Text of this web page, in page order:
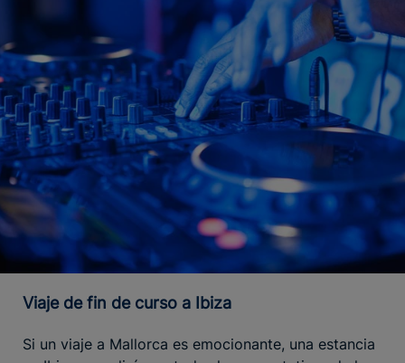
Viaje de fin de curso a Ibiza
Si un viaje a Mallorca es emocionante, una estancia